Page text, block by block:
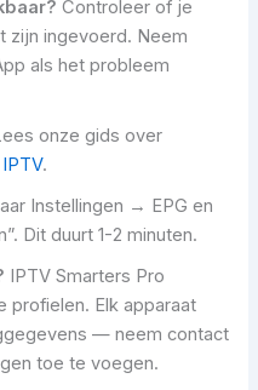
Controleer of je
zijn ingevoerd. Neem
als het probleem
onze gids over
.
Instellingen → EPG en
Dit duurt 1-2 minuten.
IPTV Smarters Pro
profielen. Elk apparaat
— neem contact
toe te voegen.